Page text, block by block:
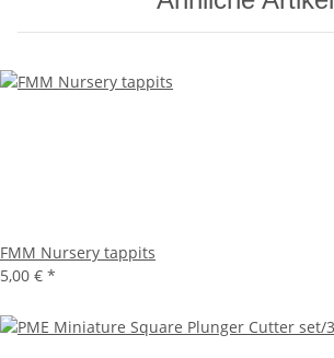
FMM Nursery tappits
5,00 € *